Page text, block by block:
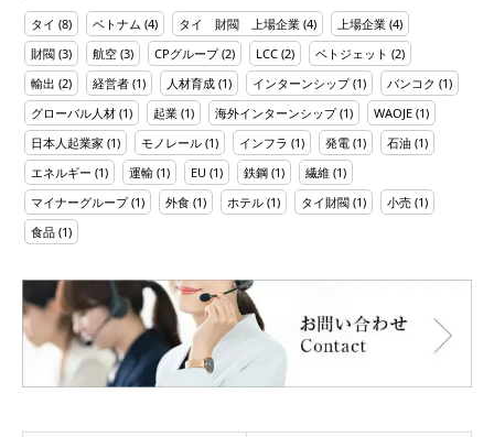
タイ (8) ベトナム (4) タイ 財閥 上場企業 (4) 上場企業 (4)
財閥 (3) 航空 (3) CPグループ(2) LCC (2) ベトジェット (2)
輸出 (2) 経営者 (1) 人材育成 (1) インターンシップ(1) バンコク (1)
グローバル人材 (1) 起業 (1) 海外インターンシップ(1) WAOJE (1)
日本人起業家 (1) モノレール (1) インフラ (1) 発電 (1) 石油 (1)
エネルギー (1) 運輸 (1) EU (1) 鉄鋼 (1) 繊維 (1)
マイナーグループ(1) 外食 (1) ホテル (1) タイ財閥 (1) 小売 (1)
食品 (1)